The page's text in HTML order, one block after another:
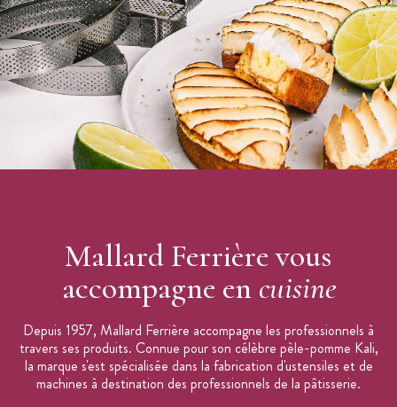
Emporte pièce chiffre pour Number Cake
Emporte-pièce vendu à l'unité
Lavable au lave-vaisselle
LeGrand Emporte Pièce Chiffreest disponible des chiffres 1 à
8 (6 et 9 identiques), ainsi que le lot de 9Emportes Pièces
.
Mallard Ferrière vous
accompagne en cuisine
Depuis 1957, Mallard Ferrière accompagne les professionnels à
travers ses produits. Connue pour son célèbre pèle-pomme Kali,
la marque s'est spécialisée dans la fabrication d'ustensiles et de
machines à destination des professionnels de la pâtisserie.